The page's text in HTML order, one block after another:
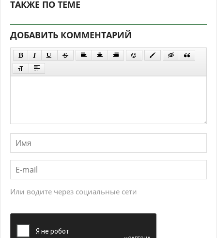
ТАКЖЕ ПО ТЕМЕ
ДОБАВИТЬ КОММЕНТАРИЙ
Или водите через социальные сети